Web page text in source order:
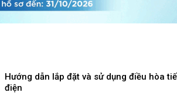
Hướng dẫn lắp đặt và sử dụng điều hòa
điện